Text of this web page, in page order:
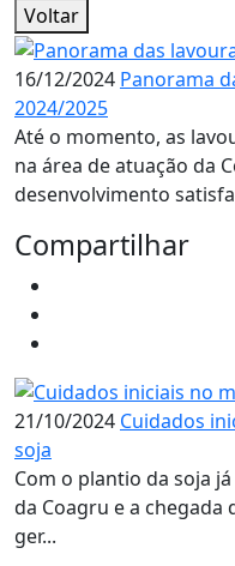
Voltar
16/12/2024 Panorama
2024/2025
Até o momento, as
na área de atuação da
desenvolvimento
Compartilhar
21/10/2024 Cuidados
soja
Com o plantio da soja
da Coagru e a
ger...